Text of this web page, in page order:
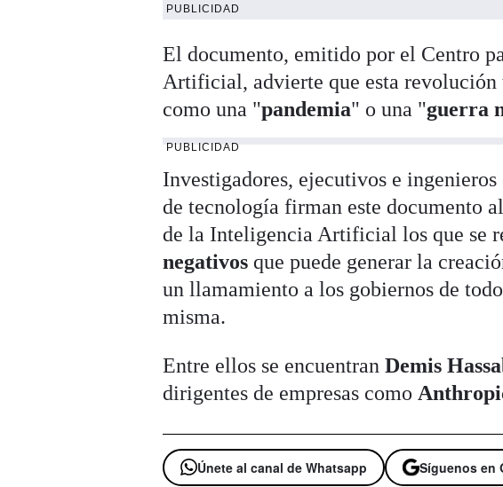
PUBLICIDAD
El documento, emitido por el Centro
Artificial, advierte que esta revolución
como una "pandemia" o una "guerra
PUBLICIDAD
Investigadores, ejecutivos e ingenieros
de tecnología firman este documento
de la Inteligencia Artificial los que se
negativosque puede generar la
un llamamiento a los gobiernos de
misma.
Entre ellos se encuentranDemis
dirigentes de empresas como
Únete al canal de Whatsapp Síguenos en